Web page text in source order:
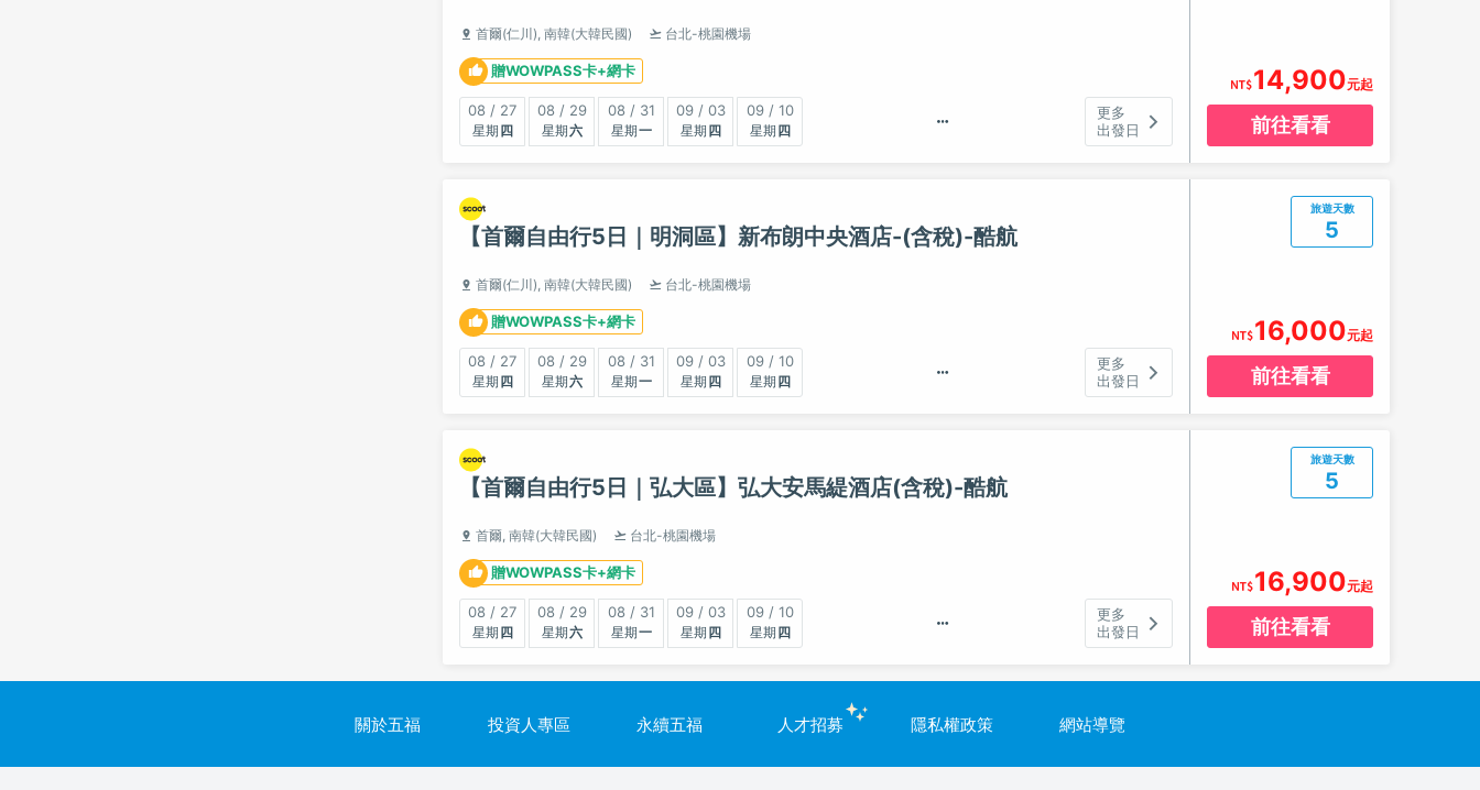
首爾(仁川), 南韓(大韓民國) 台北-桃園機場
贈WOWPASS卡+網卡
08 / 27
四
08 / 29
六
08 / 31
一
09 / 03
四
09 / 10
四
更多
出發日
14,900元起
前往看看
【首爾自由行5日｜明洞區】新布朗中央酒店-(含稅)-酷航
首爾(仁川), 南韓(大韓民國) 台北-桃園機場
贈WOWPASS卡+網卡
08 / 27
四
08 / 29
六
08 / 31
一
09 / 03
四
09 / 10
四
更多
出發日
旅遊天數
5
16,000元起
前往看看
【首爾自由行5日｜弘大區】弘大安馬緹酒店(含稅)-酷航
首爾, 南韓(大韓民國) 台北-桃園機場
贈WOWPASS卡+網卡
08 / 27
四
08 / 29
六
08 / 31
一
09 / 03
四
09 / 10
四
更多
出發日
旅遊天數
5
16,900元起
前往看看
關於五福 投資人專區 永續五福 人才招募 隱私權政策 網站導覽